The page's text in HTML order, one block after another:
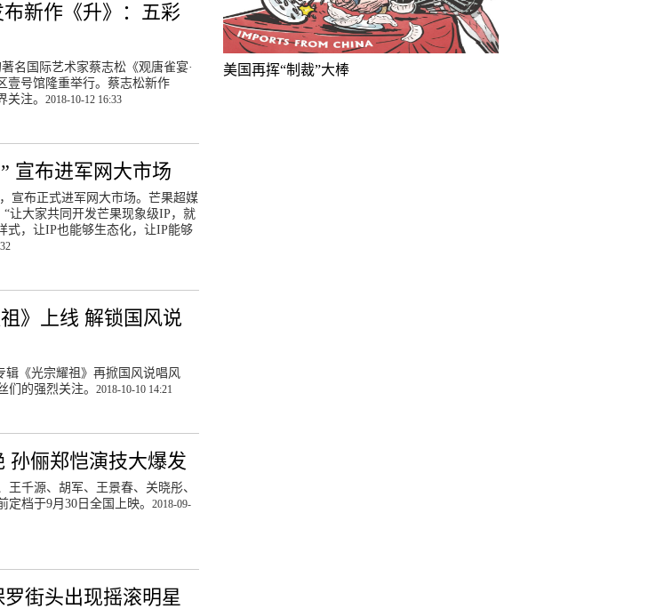
新作《升》：五彩
名国际艺术家蔡志松《观唐雀宴·
壹号馆隆重举行。蔡志松新作
关注。2018-10-12 16:33
宣布进军网大市场
宣布正式进军网大市场。芒果超媒
让大家共同开发芒果现象级IP，就
式，让IP也能够生态化，让IP能够
》上线 解锁国风说
辑《光宗耀祖》再掀国风说唱风
们的强烈关注。 2018-10-10 14:21
孙俪郑恺演技大爆发
千源、胡军、王景春、关晓彤、
档于9月30日全国上映。 2018-09-
街头出现摇滚明星
美国再挥“制裁”大棒